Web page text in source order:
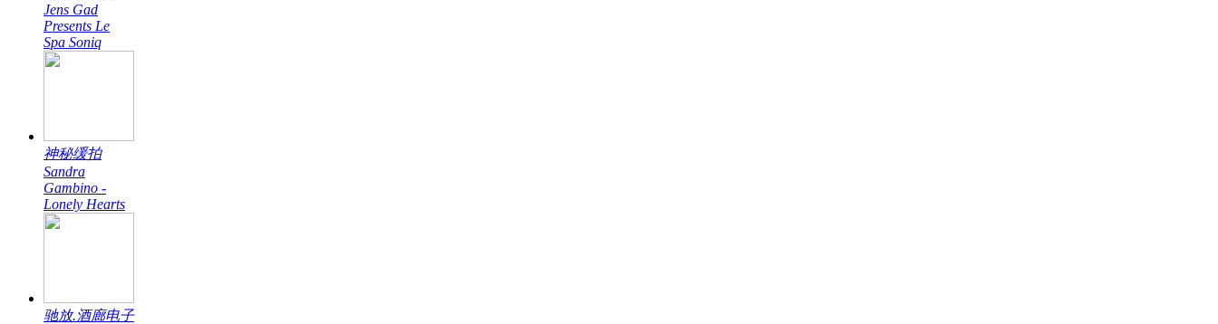
Jens Gad
Presents Le
Spa Soniq
神秘缓拍
Sandra
Gambino -
Lonely Hearts
驰放.酒廊电子